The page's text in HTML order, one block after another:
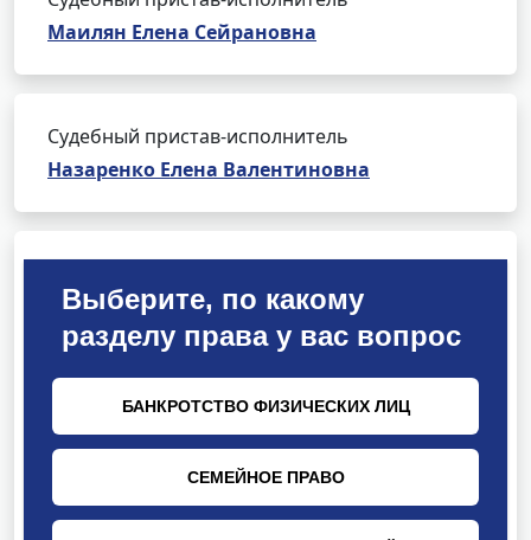
Маилян Елена Сейрановна
Судебный пристав-исполнитель
Назаренко Елена Валентиновна